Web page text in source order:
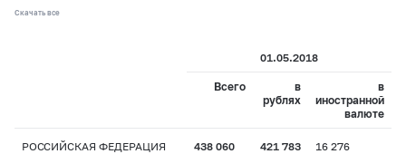
Скачать все
01.05.2018
Всего
в
рублях
в
иностранной
валюте
РОССИЙСКАЯ ФЕДЕРАЦИЯ 438 060 421 783 16 276